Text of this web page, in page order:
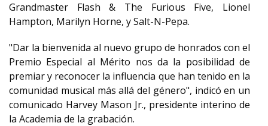
Grandmaster Flash & The Furious Five, Lionel
Hampton, Marilyn Horne, y Salt-N-Pepa.
"Dar la bienvenida al nuevo grupo de honrados con el
Premio Especial al Mérito nos da la posibilidad de
premiar y reconocer la influencia que han tenido en la
comunidad musical más allá del género", indicó en un
comunicado Harvey Mason Jr., presidente interino de
la Academia de la grabación.